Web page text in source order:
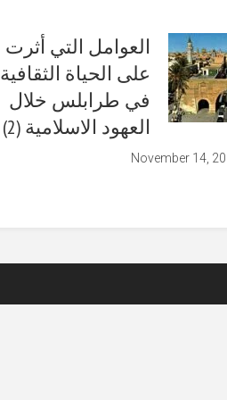
العوامل التي أثرت
على الحياة الثقافية
في طرابلس خلال
العهود الاسلامية (2)
November 14,